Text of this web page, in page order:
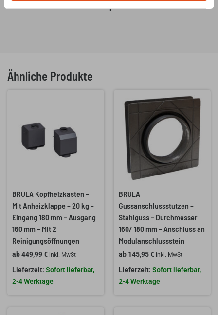
auch bei der Suche nachspeziellen Teilen.
Ähnliche Produkte
BRULA Kopfheizkasten –
Mit Anheizklappe – 20 kg –
Eingang 180 mm – Ausgang
160 mm – Mit 2
Reinigungsöffnungen
ab449,99€ inkl. MwSt
Sofort lieferbar,
2-4 Werktage
BRULA
Gussanschlussstutzen –
Stahlguss – Durchmesser
160/ 180 mm – Anschluss an
Modulanschlussstein
ab 145,95€ inkl. MwSt
Sofort lieferbar,
2-4 Werktage